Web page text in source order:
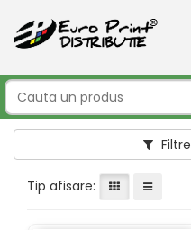
Filtre
Tip afisare: